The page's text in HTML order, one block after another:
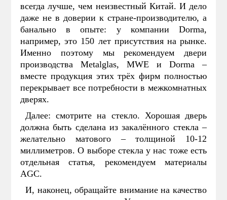
всегда лучше, чем неизвестный Китай. И дело
даже не в доверии к стране-производителю, а
банально в опыте: у компании Dorma,
например, это 150 лет присутствия на рынке.
Именно поэтому мы рекомендуем двери
производства Metalglas, MWE и Dorma –
вместе продукция этих трёх фирм полностью
перекрывает все потребности в межкомнатных
дверях.
Далее: смотрите на стекло. Хорошая дверь
должна быть сделана из закалённого стекла –
желательно матового – толщиной 10-12
миллиметров. О выборе стекла у нас тоже есть
отдельная статья, рекомендуем материалы
AGC.
И, наконец, обращайте внимание на качество